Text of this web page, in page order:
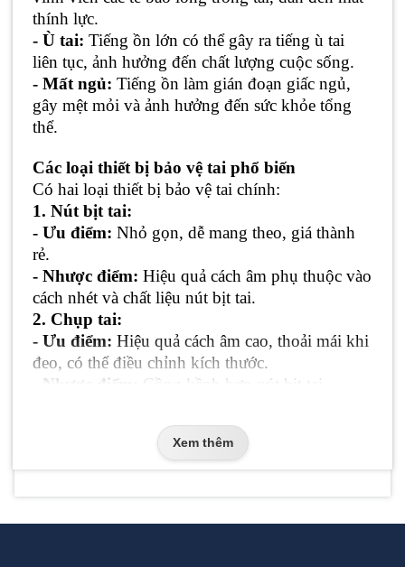
thính lực.
- Ù tai: Tiếng ồn lớn có thể gây ra tiếng ù tai
liên tục, ảnh hưởng đến chất lượng cuộc sống.
- Mất ngủ: Tiếng ồn làm gián đoạn giấc ngủ,
gây mệt mỏi và ảnh hưởng đến sức khỏe tổng
thể.
Các loại thiết bị bảo vệ tai phổ biến
Có hai loại thiết bị bảo vệ tai chính:
1. Nút bịt tai:
- Ưu điểm: Nhỏ gọn, dễ mang theo, giá thành
rẻ.
- Nhược điểm: Hiệu quả cách âm phụ thuộc vào
cách nhét và chất liệu nút bịt tai.
2. Chụp tai:
- Ưu điểm: Hiệu quả cách âm cao, thoải mái khi
đeo, có thể điều chỉnh kích thước.
- Nhược điểm:
Cồng kềnh hơn nút bịt tai.
Khi chọn thiết bị bảo vệ tai, bạn nên lưu ý các
- Mức độ tiếng ồn:Chọn thiết bị có khả năng
giảm tiếng ồn phù hợp với môi trường làm việc.
Xem thêm